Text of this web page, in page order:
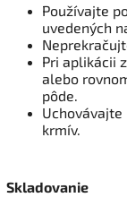
Používajte
uvedených
Pri aplikácii
alebo
pôde.
krmív.
Skladovanie